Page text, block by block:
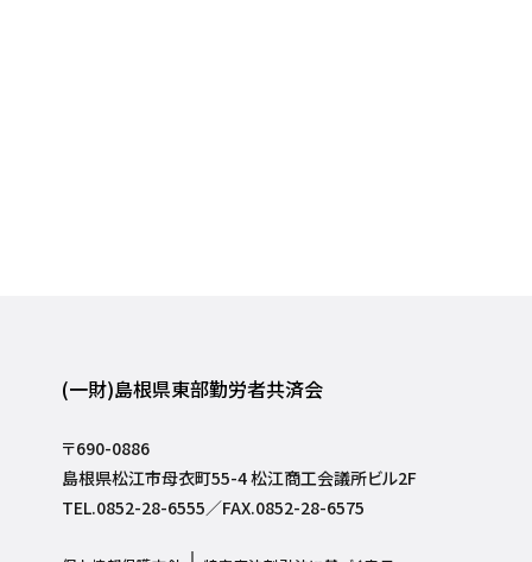
(一財)島根県東部勤労者共済会
〒690-0886
島根県松江市母衣町55-4 松江商工会議所ビル2F
TEL.0852-28-6555／FAX.0852-28-6575